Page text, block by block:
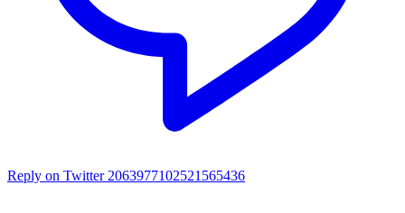
Reply on Twitter 2063977102521565436